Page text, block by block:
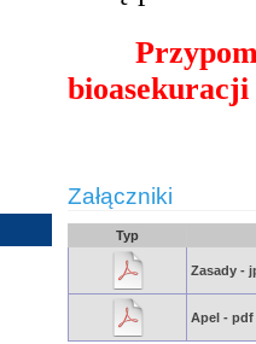
Załączniki
Typ
Zasady -
Apel - pdf